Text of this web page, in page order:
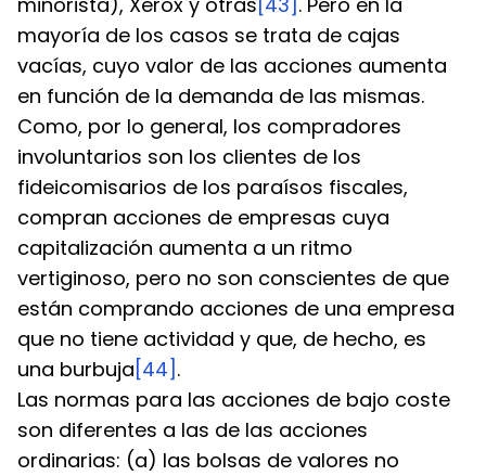
mayoría de los casos se trata de cajas
vacías, cuyo valor de las acciones aumenta
en función de la demanda de las mismas.
Como, por lo general, los compradores
involuntarios son los clientes de los
fideicomisarios de los paraísos fiscales,
compran acciones de empresas cuya
capitalización aumenta a un ritmo
vertiginoso, pero no son conscientes de que
están comprando acciones de una empresa
que no tiene actividad y que, de hecho, es
una burbuja [44] .
Las normas para las acciones de bajo coste
son diferentes a las de las acciones
ordinarias: (a) las bolsas de valores no